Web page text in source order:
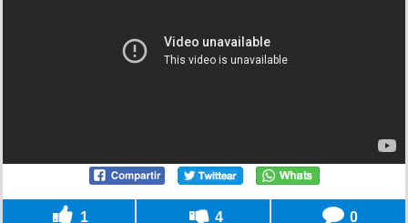
1 4 0